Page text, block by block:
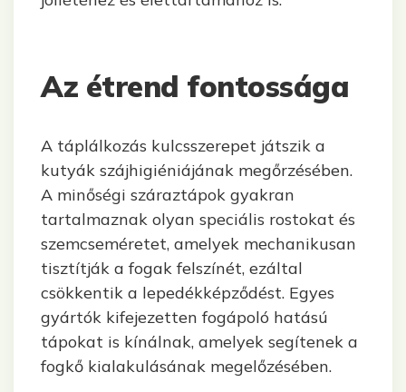
Az étrend fontossága
A táplálkozás kulcsszerepet játszik a
kutyák szájhigiéniájának megőrzésében.
A minőségi száraztápok gyakran
tartalmaznak olyan speciális rostokat és
szemcseméretet, amelyek mechanikusan
tisztítják a fogak felszínét, ezáltal
csökkentik a lepedékképződést. Egyes
gyártók kifejezetten fogápoló hatású
tápokat is kínálnak, amelyek segítenek a
fogkő kialakulásának megelőzésében.